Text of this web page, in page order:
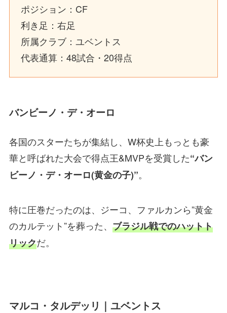
ポジション：CF
利き足：右足
所属クラブ：ユベントス
代表通算：48試合・20得点
バンビーノ・デ・オーロ
各国のスターたちが集結し、W杯史上もっとも豪
華と呼ばれた大会で得点王&MVPを受賞した“バン
ビーノ・デ・オーロ(黄金の子)”。
特に圧巻だったのは、ジーコ、ファルカンら”黄金
のカルテット”を葬った、 ブラジル戦でのハットト
リックだ。
マルコ・タルデッリ｜ユベントス